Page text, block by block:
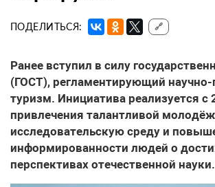
ПОДЕЛИТЬСЯ: 🔗
Ранее вступил в силу
(ГОСТ), регламентирующий
туризм. Инициатива реализуется с
привлечения талантливой
исследовательскую среду и
информированности людей о
перспективах отечественной науки.